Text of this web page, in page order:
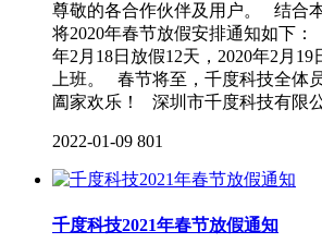
尊敬的各合作伙伴及用户。 结合
将2020年春节放假安排通知如下：
年2月18日放假12天，2020年2月
上班。 春节将至，千度科技全体
阖家欢乐！ 深圳市千度科技有限
2022-01-09 801
千度科技2021年春节放假通知